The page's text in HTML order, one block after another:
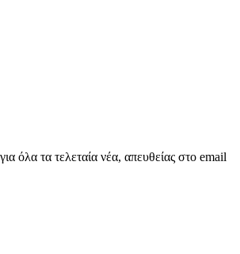
όλα τα τελεταία νέα, απευθείας στο email